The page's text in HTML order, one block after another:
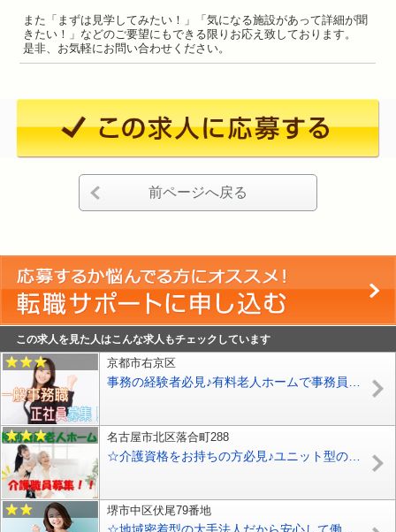
また「まずは見学してみたい！」「気になる施設があって詳細が聞
きたい！」などのご要望にもできる限りお応え致しております。
是非、お気軽にお問い合わせください。
前ページへ戻る
この求人を見た人はこんな求人もチェックしています
京都市右京区
名古屋市北区落合町288
堺市中区伏尾79番地